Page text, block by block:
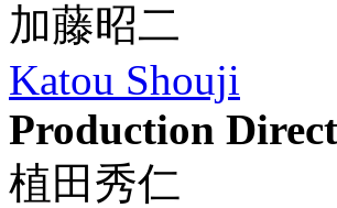
加藤昭二
Katou Shouji
Production
植田秀仁